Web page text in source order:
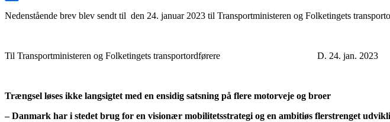
Nedenstående brev blev sendt til den 24. januar 2023 til Transportministeren og Folketingets
Til Transportministeren og Folketingets transportordførere D. 24. jan. 2023
Trængsel løses ikke langsigtet med en ensidig satsning på flere motorveje og broer
– Danmark har i stedet brug for en visionær mobilitetsstrategi og en ambitiøs flerstrenget